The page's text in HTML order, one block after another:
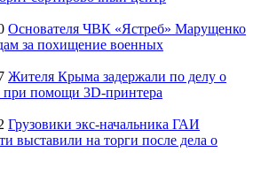
Основателя ЧВК «Ястреб» Марущенко
за похищение военных
Жителя Крыма задержали по делу о
при помощи 3D‑принтера
Грузовики экс-начальника ГАИ
выставили на торги после дела о